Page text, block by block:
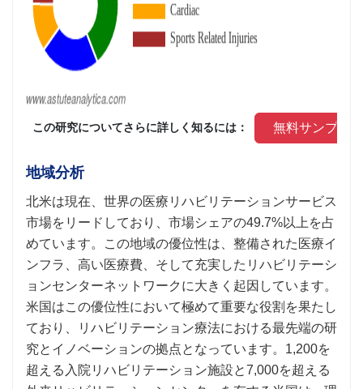
この研究についてさらに詳しく知るには： 無料サンプル
地域分析
北米は現在、世界の医療リハビリテーションサービス
市場をリードしており、市場シェアの49.7%以上を占
めています。この地域の優位性は、整備された医療イ
ンフラ、高い医療費、そして充実したリハビリテーシ
ョンセンターネットワークに大きく起因しています。
米国はこの優位性において極めて重要な役割を果たし
ており、リハビリテーション療法における最先端の研
究とイノベーションの拠点となっています。1,200を
超える入院リハビリテーション施設と7,000を超える